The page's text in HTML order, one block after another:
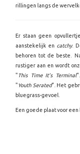
rillingen langs de
Er staan geen
aanstekelijk en catchy.
behoren tot de beste.
rustiger aan en wordt
" This Time It's Terminal
" Youth Serated". Het
bluegrass-gevoel.
Een goede plaat voor